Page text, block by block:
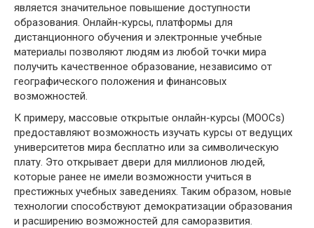
является значительное повышение доступности
образования. Онлайн-курсы, платформы для
дистанционного обучения и электронные учебные
материалы позволяют людям из любой точки мира
получить качественное образование, независимо от
географического положения и финансовых
возможностей.
К примеру, массовые открытые онлайн-курсы (MOOCs)
предоставляют возможность изучать курсы от ведущих
университетов мира бесплатно или за символическую
плату. Это открывает двери для миллионов людей,
которые ранее не имели возможности учиться в
престижных учебных заведениях. Таким образом, новые
технологии способствуют демократизации образования
и расширению возможностей для саморазвития.